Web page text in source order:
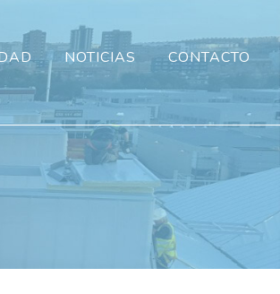
NOTICIAS CONTACTO